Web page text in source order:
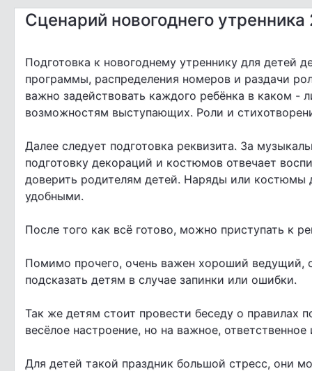
Сценарий новогоднего
Подготовка к новогоднему утреннику для детей
программы, распределения номеров и раздачи
важно задействовать каждого ребёнка в каком -
возможностям выступающих. Роли и
Далее следует подготовка реквизита. За
подготовку декораций и костюмов отвечает
доверить родителям детей. Наряды или
удобными.
После того как всё готово, можно приступать к
Помимо прочего, очень важен хороший
подсказать детям в случае запинки или ошибки.
Так же детям стоит провести беседу о правилах
весёлое настроение, но на важное,
Для детей такой праздник большой стресс, они